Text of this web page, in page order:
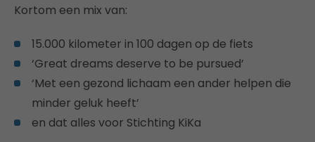
Kortom een mix van:
15.000 kilometer in 100 dagen op de fiets
‘Great dreams deserve to be pursued’
‘Met een gezond lichaam een ander helpen die
minder geluk heeft’
en dat alles voor Stichting KiKa